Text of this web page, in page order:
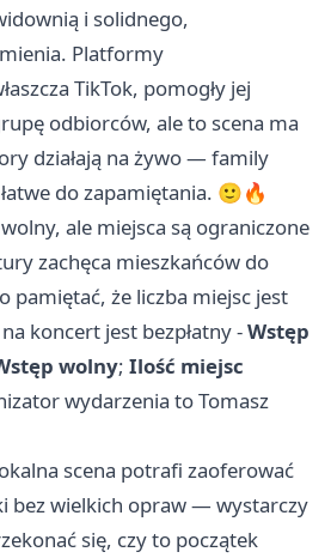
i solidnego,
Platformy
TikTok, pomogły jej
odbiorców, ale to scena ma
działają na żywo — family
do zapamiętania. 🙂🔥
wolny, ale miejsca są ograniczone
zachęca mieszkańców do
pamiętać, że liczba miejsc jest
koncert jest bezpłatny -Wstęp
wolny; Ilość miejsc
wydarzenia to Tomasz
scena potrafi zaoferować
bez wielkich opraw — wystarczy
się, czy to początek